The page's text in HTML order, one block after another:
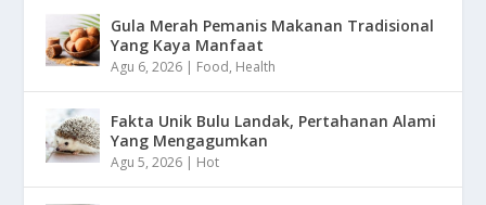
Gula Merah Pemanis Makanan Tradisional
Yang Kaya Manfaat
Agu 6, 2026 | Food, Health
Fakta Unik Bulu Landak, Pertahanan Alami
Yang Mengagumkan
Agu 5, 2026 | Hot